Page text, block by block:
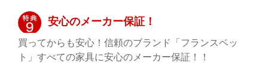
安心のメーカー保証！
買ってからも安心！信頼のブランド「フランスベッ
ト」すべての家具に安心のメーカー保証！！